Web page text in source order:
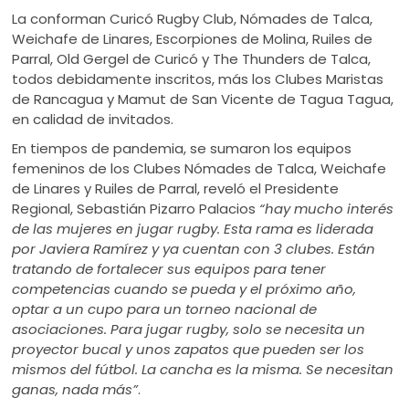
La conforman Curicó Rugby Club, Nómades de Talca,
Weichafe de Linares, Escorpiones de Molina, Ruiles de
Parral, Old Gergel de Curicó y The Thunders de Talca,
todos debidamente inscritos, más los Clubes Maristas
de Rancagua y Mamut de San Vicente de Tagua Tagua,
en calidad de invitados.
En tiempos de pandemia, se sumaron los equipos
femeninos de los Clubes Nómades de Talca, Weichafe
de Linares y Ruiles de Parral, reveló el Presidente
Regional, Sebastián Pizarro Palacios “hay mucho interés
de las mujeres en jugar rugby. Esta rama es liderada
por Javiera Ramírez y ya cuentan con 3 clubes. Están
tratando de fortalecer sus equipos para tener
competencias cuando se pueda y el próximo año,
optar a un cupo para un torneo nacional de
asociaciones. Para jugar rugby, solo se necesita un
proyector bucal y unos zapatos que pueden ser los
mismos del fútbol. La cancha es la misma. Se necesitan
ganas, nada más”.